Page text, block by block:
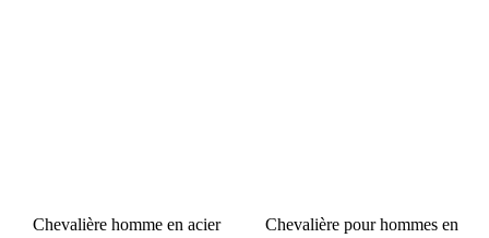
Chevalière homme en acier
Chevalière pour hommes en